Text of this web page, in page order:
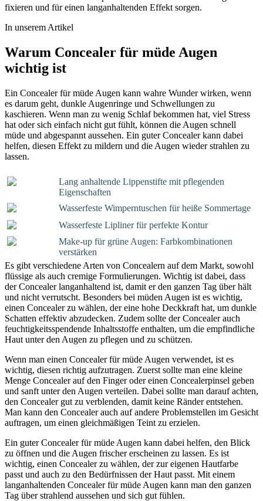
fixieren und für einen langanhaltenden Effekt sorgen.
In unserem Artikel
Warum Concealer für müde Augen
wichtig ist
Ein Concealer für müde Augen kann wahre Wunder wirken, wenn
es darum geht, dunkle Augenringe und Schwellungen zu
kaschieren. Wenn man zu wenig Schlaf bekommen hat, viel Stress
hat oder sich einfach nicht gut fühlt, können die Augen schnell
müde und abgespannt aussehen. Ein guter Concealer kann dabei
helfen, diesen Effekt zu mildern und die Augen wieder strahlen zu
lassen.
Lang anhaltende Lippenstifte mit pflegenden
Eigenschaften
Wasserfeste Wimperntuschen für heiße Sommertage
Wasserfeste Lipliner für perfekte Kontur
Make-up für grüne Augen: Farbkombinationen
verstärken
Es gibt verschiedene Arten von Concealern auf dem Markt, sowohl
flüssige als auch cremige Formulierungen. Wichtig ist dabei, dass
der Concealer langanhaltend ist, damit er den ganzen Tag über hält
und nicht verrutscht. Besonders bei müden Augen ist es wichtig,
einen Concealer zu wählen, der eine hohe Deckkraft hat, um dunkle
Schatten effektiv abzudecken. Zudem sollte der Concealer auch
feuchtigkeitsspendende Inhaltsstoffe enthalten, um die empfindliche
Haut unter den Augen zu pflegen und zu schützen.
Wenn man einen Concealer für müde Augen verwendet, ist es
wichtig, diesen richtig aufzutragen. Zuerst sollte man eine kleine
Menge Concealer auf den Finger oder einen Concealerpinsel geben
und sanft unter den Augen verteilen. Dabei sollte man darauf achten,
den Concealer gut zu verblenden, damit keine Ränder entstehen.
Man kann den Concealer auch auf andere Problemstellen im Gesicht
auftragen, um einen gleichmäßigen Teint zu erzielen.
Ein guter Concealer für müde Augen kann dabei helfen, den Blick
zu öffnen und die Augen frischer erscheinen zu lassen. Es ist
wichtig, einen Concealer zu wählen, der zur eigenen Hautfarbe
passt und auch zu den Bedürfnissen der Haut passt. Mit einem
langanhaltenden Concealer für müde Augen kann man den ganzen
Tag über strahlend aussehen und sich gut fühlen.